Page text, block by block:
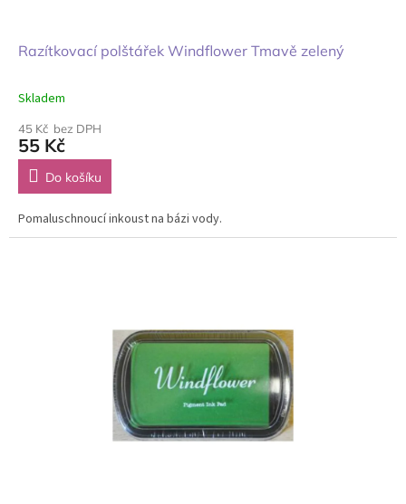
Razítkovací polštářek Windflower Tmavě zelený
Skladem
45 Kč bez DPH
55 Kč
Do košíku
Pomaluschnoucí inkoust na bázi vody.